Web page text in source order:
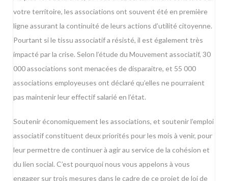
votre territoire, les associations ont souvent été en première
ligne assurant la continuité de leurs actions d’utilité citoyenne.
Pourtant si le tissu associatif a résisté, il est également très
impacté par la crise. Selon l’étude du Mouvement associatif, 30
000 associations sont menacées de disparaitre, et 55 000
associations employeuses ont déclaré qu’elles ne pourraient
pas maintenir leur effectif salarié en l’état.
Soutenir économiquement les associations, et soutenir l’emploi
associatif constituent deux priorités pour les mois à venir, pour
leur permettre de continuer à agir au service de la cohésion et
du lien social. C’est pourquoi nous vous appelons à vous
engager sur trois mesures dans le cadre de ce projet de loi de